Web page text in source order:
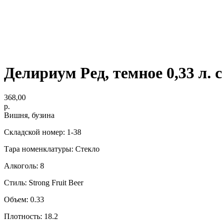
Делириум Ред, темное 0,33 л.
368,00
р.
Вишня, бузина
Складской номер: 1-38
Тара номенклатуры: Стекло
Алкоголь: 8
Стиль: Strong Fruit Beer
Объем: 0.33
Плотность: 18.2